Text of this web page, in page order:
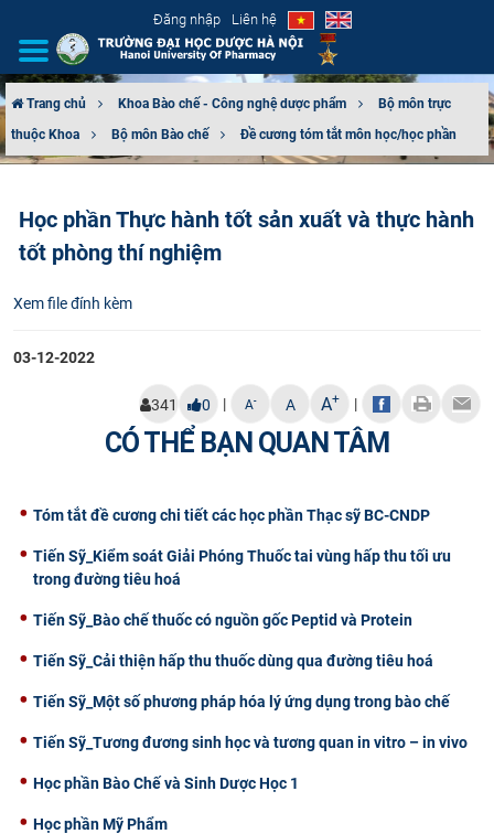
Đăng nhập Liên hệ
GIỚI THIỆU
TUYỂN SINH
ĐÀO TẠO
ĐẢM BẢO CHẤT LƯỢNG
KHOA HỌC CÔNG NGHỆ
CỰU NGƯỜI HỌC
Trang chủ Khoa Bào chế - Công nghệ dược phẩm
Bộ môn trực
thuộc Khoa
Bộ môn Bào chế Đề cương tóm tắt môn học/học phần
Học phần Thực hành tốt sản xuất và thực hành
tốt phòng thí nghiệm
Xem file đính kèm
03-12-2022
341 0 | A- A A+ |
CÓ THỂ BẠN QUAN TÂM
Tóm tắt đề cương chi tiết các học phần Thạc sỹ BC-CNDP
Tiến Sỹ_Kiểm soát Giải Phóng Thuốc tai vùng hấp thu tối ưu
trong đường tiêu hoá
Tiến Sỹ_Bào chế thuốc có nguồn gốc Peptid và Protein
Tiến Sỹ_Cải thiện hấp thu thuốc dùng qua đường tiêu hoá
Tiến Sỹ_Một số phương pháp hóa lý ứng dụng trong bào chế
Tiến Sỹ_Tương đương sinh học và tương quan in vitro – in vivo
Học phần Bào Chế và Sinh Dược Học 1
Học phần Mỹ Phẩm